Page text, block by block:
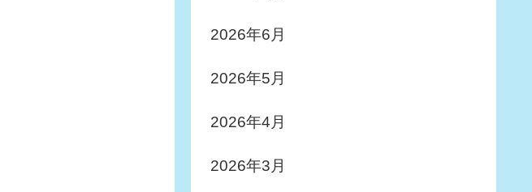
2026年6月
2026年5月
2026年4月
2026年3月